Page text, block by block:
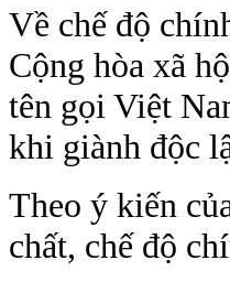
Về chế độ
Cộng hòa xã
tên gọi Việt
khi giành độc
Theo ý kiến
chất, chế độ